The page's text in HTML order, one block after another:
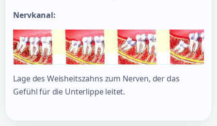
Nervkanal:
Lage des Weisheitszahns zum Nerven, der das
Gefühl für die Unterlippe leitet.